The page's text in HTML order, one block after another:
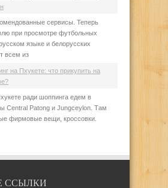
сервисы. Теперь
при просмотре футбольных
языке и белорусских
всем из
на Пхукете: что прикупить на
ради шоппинга едем в
Central Patong и Jungceylon. Там
фирмовые вещи, кроссовки.
ССЫЛКИ